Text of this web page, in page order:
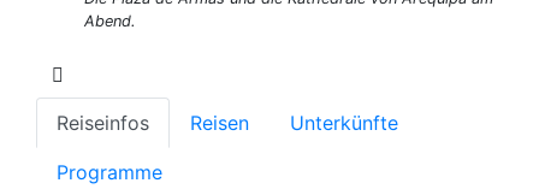
Abend.
Reiseinfos Reisen Unterkünfte
Programme